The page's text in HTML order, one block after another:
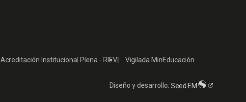
Acreditación Institucional Plena - RIEV Vigilada MinEducación
Diseño y desarrollo: Seed EM